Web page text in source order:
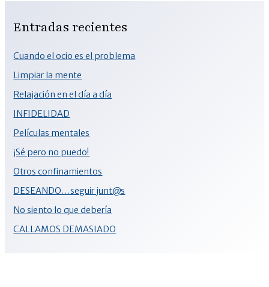
Entradas recientes
Cuando el ocio es el problema
Limpiar la mente
Relajación en el día a día
INFIDELIDAD
Películas mentales
¡Sé pero no puedo!
Otros confinamientos
DESEANDO…seguir junt@s
No siento lo que debería
CALLAMOS DEMASIADO